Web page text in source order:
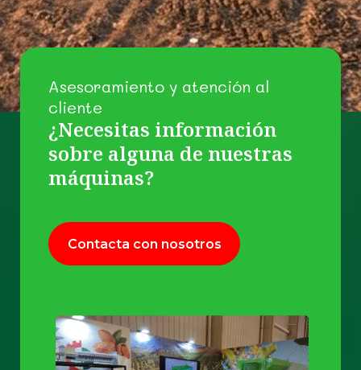
Asesoramiento y atención al
cliente
¿Necesitas información
sobre alguna de nuestras
máquinas?
Contacta con nosotros